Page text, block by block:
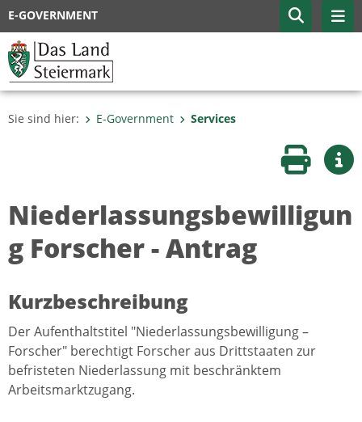
E-GOVERNMENT
Sie sind hier: E-Government Services
Seite
Niederlassungsbewilligun
g Forscher - Antrag
Kurzbeschreibung
Der Aufenthaltstitel "Niederlassungsbewilligung –
Forscher" berechtigt Forscher aus Drittstaaten zur
befristeten Niederlassung mit beschränktem
Arbeitsmarktzugang.